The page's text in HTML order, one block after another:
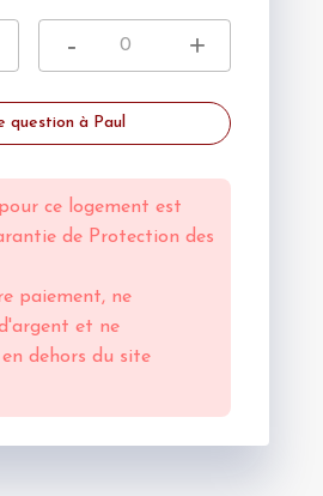
- +
question à Paul
ce logement est
de Protection des
paiement, ne
et ne
dehors du site